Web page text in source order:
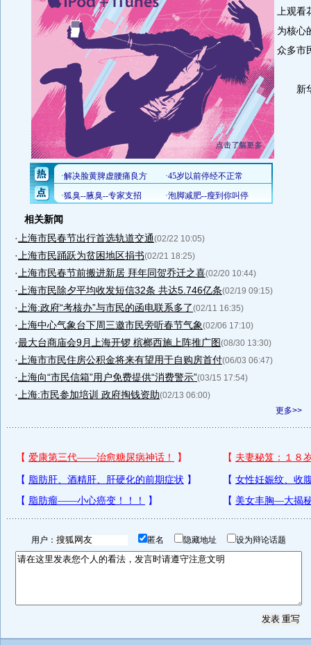
上观
为核心
众多市
新华
相关新闻
· 上海市民春节出行首选轨道交通(02/22 10:05)
· 上海市民踊跃为贫困地区捐书(02/21 18:25)
· 上海市民春节前搬进新居 拜年同贺乔迁之喜(02/20 10:44)
· 上海市民除夕平均收发短信32条 共达5.746亿条(02/19 09:15)
· 上海:政府“考核办”与市民的函电联系多了(02/11 16:35)
· 上海中心气象台下周三邀市民旁听春节气象(02/06 17:10)
·最大台商庙会9月上海开锣 槟榔西施上阵推广图(08/30 13:30)
· 上海市市民住房公积金将来有望用于自购房首付(06/03 06:47)
· 上海向“市民信箱”用户免费提供“消费警示”(03/15 17:54)
· 上海:市民参加培训 政府掏钱资助(02/13 06:00)
更多>>
用户： 匿名 隐藏地址 设为辩论话题